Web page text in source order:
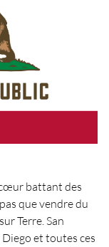
battant des
que vendre du
Terre. San
Diego et toutes ces